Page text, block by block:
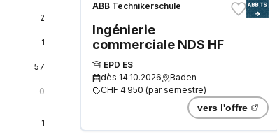
2
1
57
0
1
ABB Technikerschule
Ingénierie
commerciale NDS HF
EPD ES
dès 14.10.2026
Baden
CHF 4 950 (par semestre)
vers l'offre